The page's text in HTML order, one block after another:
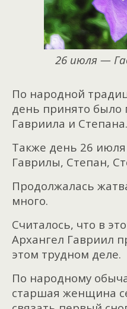
26 июля —
По народной
день принято было
Гавриила и Степана.
Также день 26
Гаврилы, Степан,
Продолжалась
много.
Считалось, что в
Архангел Гавриил
этом трудном деле.
По народному
старшая женщина